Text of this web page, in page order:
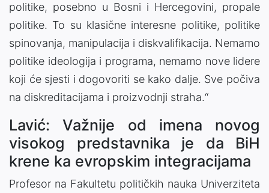
politike, posebno u Bosni i Hercegovini, propale
politike. To su klasične interesne politike, politike
spinovanja, manipulacija i diskvalifikacija. Nemamo
politike ideologija i programa, nemamo nove lidere
koji će sjesti i dogovoriti se kako dalje. Sve počiva
na diskreditacijama i proizvodnji straha.“
Lavić: Važnije od imena novog
visokog predstavnika je da BiH
krene ka evropskim integracijama
Profesor na Fakultetu političkih nauka Univerziteta